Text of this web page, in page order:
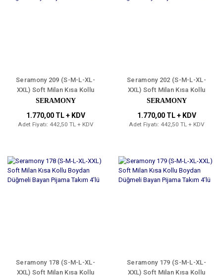
Seramony 209 (S-M-L-XL-
XXL) Soft Milan Kısa Kollu
Boydan Düğmeli Bayan
SERAMONY
1.770,00 TL + KDV
Adet Fiyatı: 442,50 TL + KDV
Seramony 202 (S-M-L-XL-
XXL) Soft Milan Kısa Kollu
Boydan Düğmeli Bayan
SERAMONY
1.770,00 TL + KDV
Adet Fiyatı: 442,50 TL + KDV
Seramony 178 (S-M-L-XL-
XXL) Soft Milan Kısa Kollu
Seramony 179 (S-M-L-XL-
XXL) Soft Milan Kısa Kollu